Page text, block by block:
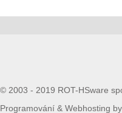
© 2003 - 2019 ROT-HSware
Programování & Webhosting by